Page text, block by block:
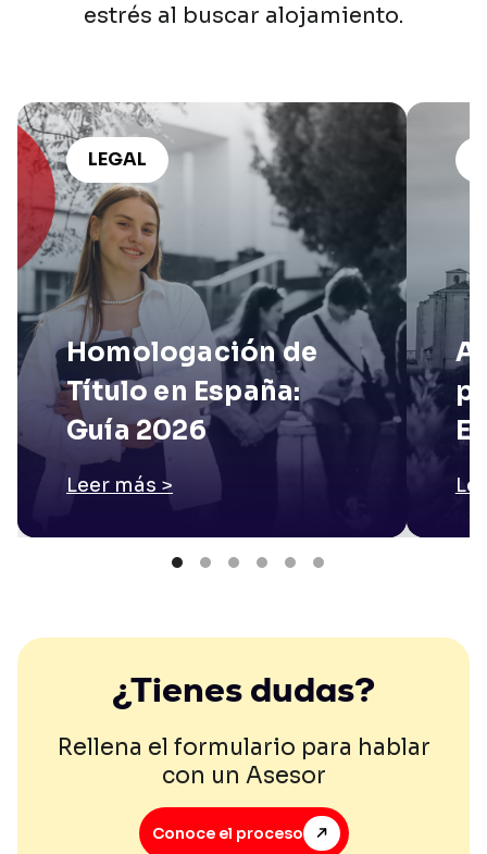
estrés al buscar alojamiento.
LEGAL
Homologación de
Título en España:
Guía 2026
Leer más >
¿Tienes dudas?
Rellena el formulario para hablar
con un Asesor
Conoce el proceso